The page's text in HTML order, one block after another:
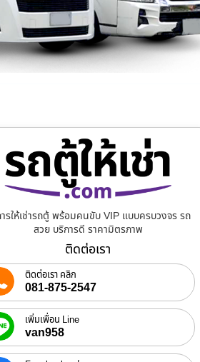
รให้เช่ารถตู้ พร้อมคนขับ VIP แบบครบวงจร รถ
สวย บริการดี ราคามิตรภาพ
ติดต่อเรา
ติดต่อเรา คลิก
081-875-2547
เพิ่มเพื่อน Line
van958